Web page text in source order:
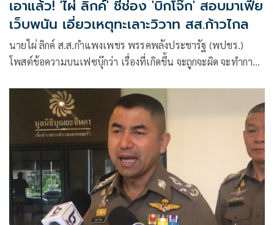
เอาแล้ว! 'ไผ่ ลิกค์' ชี้ช่อง 'บิ๊กโจ๊ก' สอบมาเฟีย
เว็บพนัน เอี่ยวเหตุทะเลาะวิวาท สส.ก้าวไกล
นายไผ่ ลิกค์ ส.ส.กำแพงเพชร พรรคพลังประชารัฐ (พปชร.)
โพสต์ข้อความบนเฟซบุ๊กว่า เรื่องที่เกิดขึ้น จะถูกจะผิด จะทำการ